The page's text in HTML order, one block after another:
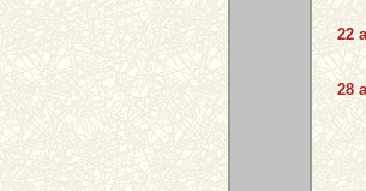
22
28